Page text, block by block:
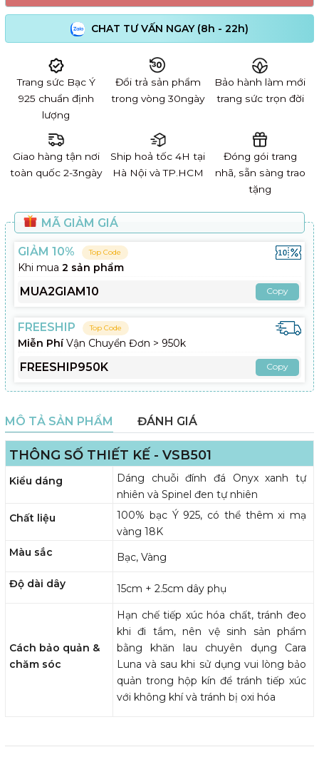
CHAT TƯ VẤN NGAY (8h - 22h)
Trang sức Bạc Ý
925 chuẩn định
lượng
Đổi trả sản phẩm
trong vòng 30ngày
Bảo hành làm mới
trang sức trọn đời
Giao hàng tận nơi
toàn quốc 2-3ngày
Ship hoả tốc 4H tại
Hà Nội và TP.HCM
Đóng gói trang
nhã, sẵn sàng trao
tặng
MÃ GIẢM GIÁ
GIẢM 10% Top Code
Khi mua 2 sản phẩm
MUA2GIAM10 Copy
FREESHIP Top Code
Miễn PhíVận Chuyển Đơn > 950k
FREESHIP950K Copy
MÔ TẢ SẢN PHẨM ĐÁNH GIÁ
THÔNG SỐ THIẾT KẾ - VSB501
Kiểu dáng
Dáng chuỗi đính đá Onyx xanh tự
nhiên và Spinel đen tự nhiên
Chất liệu
100% bạc Ý 925, có thể thêm xi mạ
vàng 18K
Màu sắc
Bạc, Vàng
Độ dài dây 15cm + 2.5cm dây phụ
Cách bảo quản &
chăm sóc
Hạn chế tiếp xúc hóa chất, tránh đeo
khi đi tắm, nên vệ sinh sản phẩm
bằng khăn lau chuyên dụng Cara
Luna và sau khi sử dụng vui lòng bảo
quản trong hộp kín để tránh tiếp xúc
với không khí và tránh bị oxi hóa